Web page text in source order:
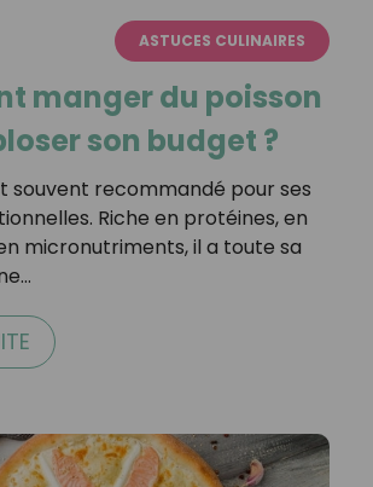
ASTUCES CULINAIRES
manger du poisson
son budget ?
souvent recommandé pour ses
Riche en protéines, en
micronutriments, il a toute sa